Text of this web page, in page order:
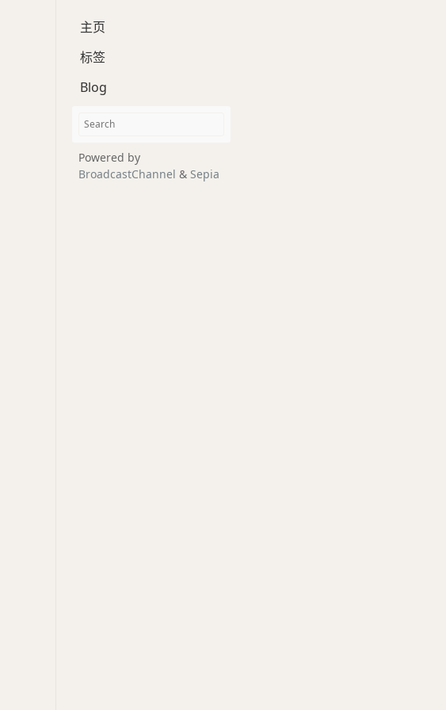
主页
标签
Blog
Powered by
BroadcastChannel & Sepia